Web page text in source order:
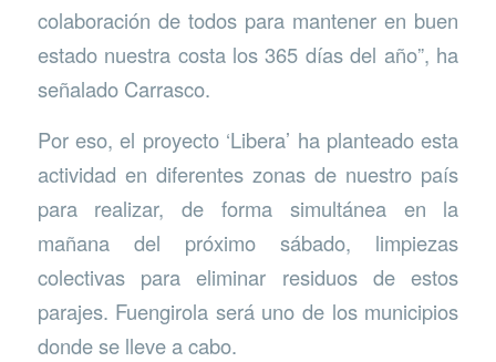
colaboración de todos para mantener en buen
estado nuestra costa los 365 días del año”, ha
señalado Carrasco.
Por eso, el proyecto ‘Libera’ ha planteado esta
actividad en diferentes zonas de nuestro país
para realizar, de forma simultánea en la
mañana del próximo sábado, limpiezas
colectivas para eliminar residuos de estos
parajes. Fuengirola será uno de los municipios
donde se lleve a cabo.